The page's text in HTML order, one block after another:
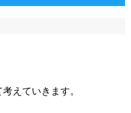
えていきます。